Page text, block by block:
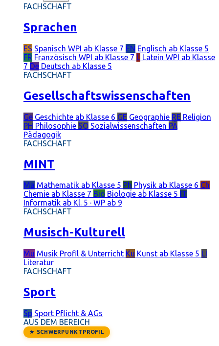
FACHSCHAFT
Sprachen
ES Spanisch WPI ab Klasse 7 EN Englisch ab Klasse 5
FR Französisch WPI ab Klasse 7 L Latein WPI ab Klasse
7 De Deutsch ab Klasse 5
FACHSCHAFT
Gesellschaftswissenschaften
Ge Geschichte ab Klasse 6 GE Geographie RE Religion
PH Philosophie SO Sozialwissenschaften PÄ
Pädagogik
FACHSCHAFT
MINT
Ma Mathematik ab Klasse 5 Ph Physik ab Klasse 6 Ch
Chemie ab Klasse 7 Bio Biologie ab Klasse 5 IT
Informatik ab Kl. 5 · WP ab 9
FACHSCHAFT
Musisch-Kulturell
Mu Musik Profil & Unterricht Ku Kunst ab Klasse 5 LI
Literatur
FACHSCHAFT
Sport
Sp Sport Pflicht & AGs
AUS DEM BEREICH
★ SCHWERPUNKTPROFIL